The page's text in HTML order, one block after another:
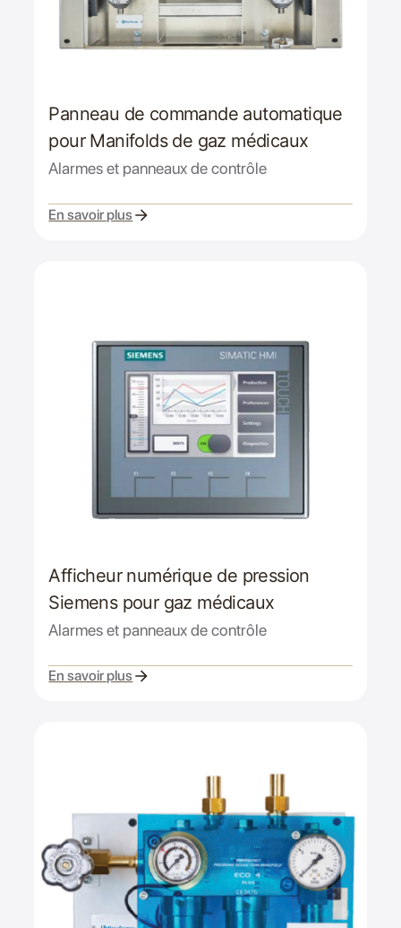
Panneau de commande automatique
pour Manifolds de gaz médicaux
Alarmes et panneaux de contrôle
En savoir plus
Afficheur numérique de pression
Siemens pour gaz médicaux
Alarmes et panneaux de contrôle
En savoir plus